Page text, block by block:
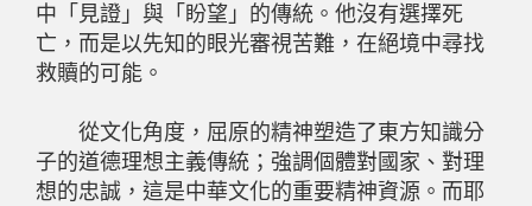
中「見證」與「盼望」的傳統。他沒有選擇死
亡，而是以先知的眼光審視苦難，在絕境中尋找
救贖的可能。
從文化角度，屈原的精神塑造了東方知識分
子的道德理想主義傳統；強調個體對國家、對理
想的忠誠，這是中華文化的重要精神資源。而耶